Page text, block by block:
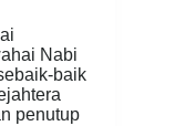
Nabi
baik
penutup